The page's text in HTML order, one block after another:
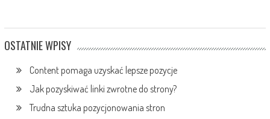
OSTATNIE WPISY
Content pomaga uzyskać lepsze pozycje
Jak pozyskiwać linki zwrotne do strony?
Trudna sztuka pozycjonowania stron